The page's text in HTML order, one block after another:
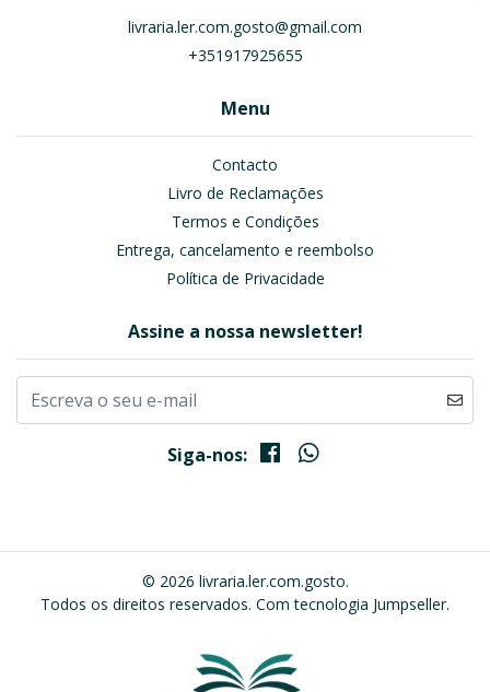
livraria.ler.com.gosto@gmail.com
+351917925655
Menu
Contacto
Livro de Reclamações
Termos e Condições
Entrega, cancelamento e reembolso
Política de Privacidade
Assine a nossa newsletter!
Siga-nos:
© 2026 livraria.ler.com.gosto.
Todos os direitos reservados. Com tecnologia Jumpseller.